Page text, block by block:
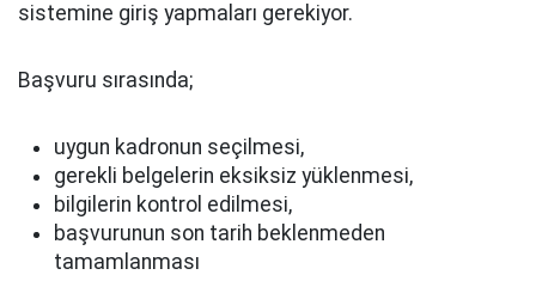
sistemine giriş yapmaları gerekiyor.
Başvuru sırasında;
uygun kadronun seçilmesi,
gerekli belgelerin eksiksiz yüklenmesi,
bilgilerin kontrol edilmesi,
başvurunun son tarih beklenmeden
tamamlanması